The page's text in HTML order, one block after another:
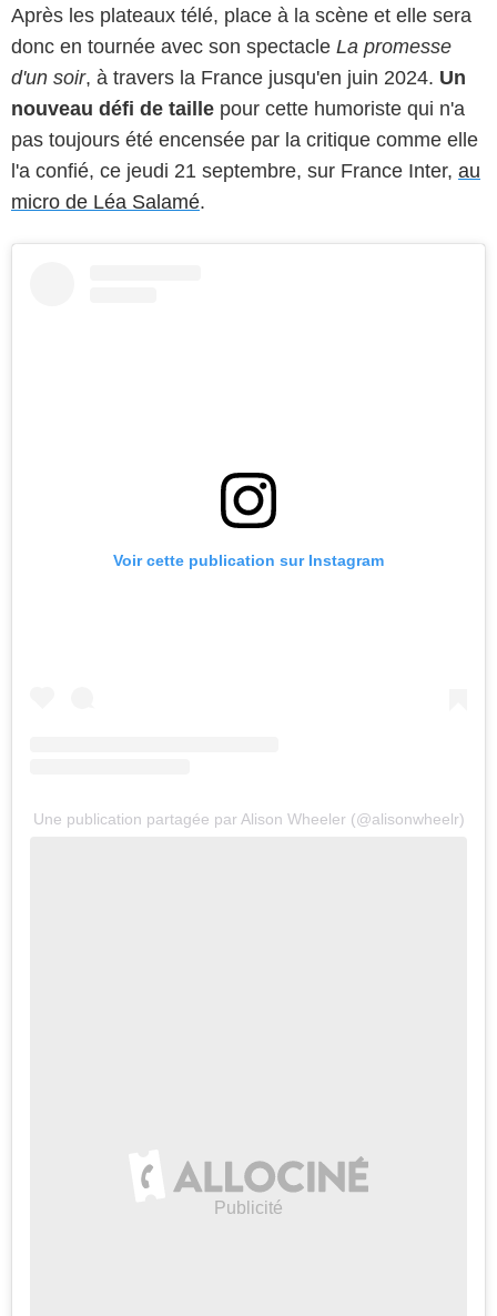
Après les plateaux télé, place à la scène et elle sera
donc en tournée avec son spectacle La promesse
d'un soir, à travers la France jusqu'en juin 2024. Un
nouveau défi de taille pour cette humoriste qui n'a
pas toujours été encensée par la critique comme elle
l'a confié, ce jeudi 21 septembre, sur France Inter, au
micro de Léa Salamé.
Voir cette publication sur Instagram
Une publication partagée par Alison Wheeler (@alisonwheelr)